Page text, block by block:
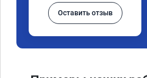
Оставить отзыв